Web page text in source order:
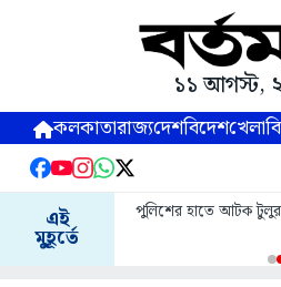
১১ আগস্ট,
কলকাতারাজ্যদেশবিদেশখেলা
এই
মুহূর্তে
পুলিশের হাতে আটক টুলুর